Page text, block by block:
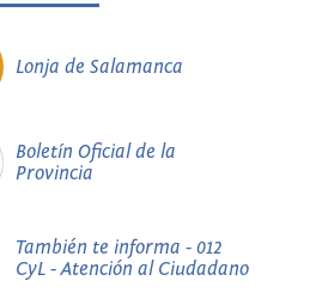
Lonja de Salamanca
Boletín Oficial de la
Provincia
También te informa - 012
CyL - Atención al Ciudadano